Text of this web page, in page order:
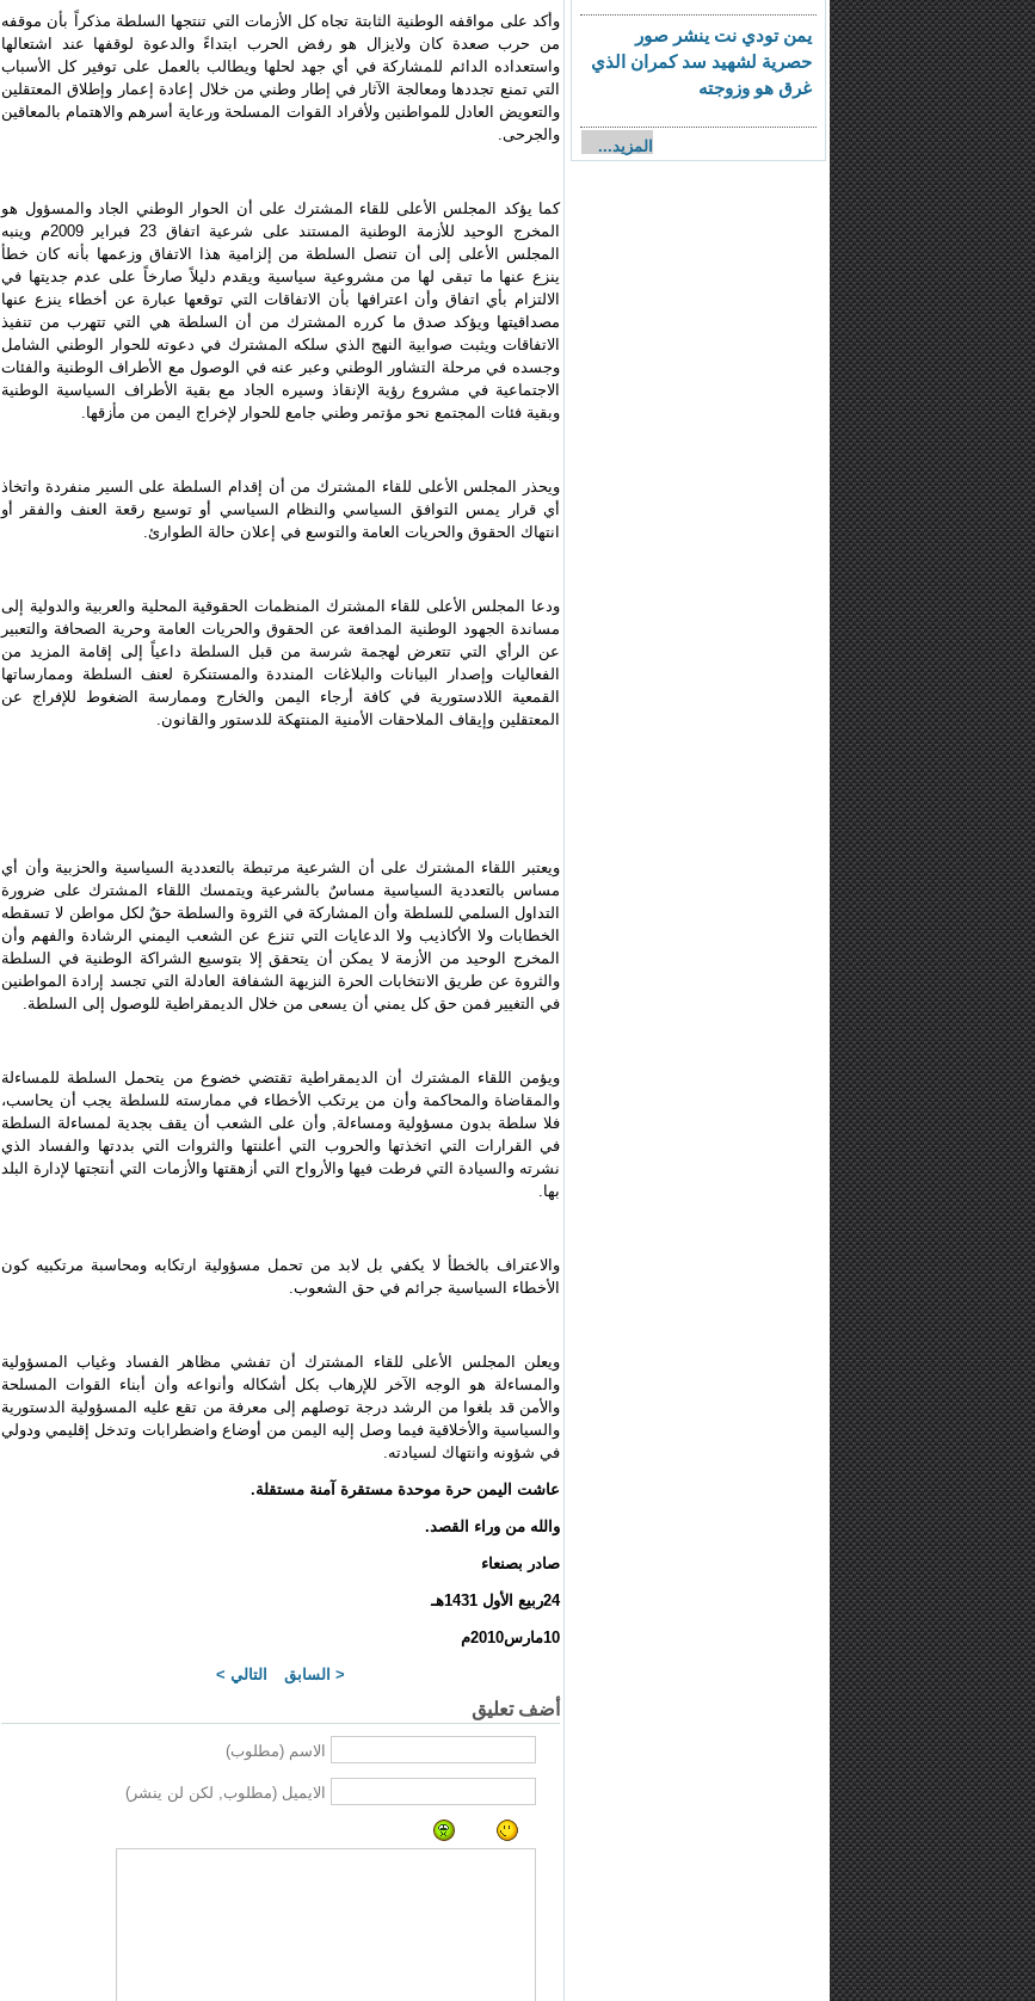
وأكد على مواقفه الوطنية الثابتة تجاه كل الأزمات التي تنتجها السلطة مذكراً بأن موقفه
من حرب صعدة كان ولايزال هو رفض الحرب ابتداءً والدعوة لوقفها عند اشتعالها
واستعداده الدائم للمشاركة في أي جهد لحلها ويطالب بالعمل على توفير كل الأسباب
التي تمنع تجددها ومعالجة الآثار في إطار وطني من خلال إعادة إعمار وإطلاق المعتقلين
والتعويض العادل للمواطنين ولأفراد القوات المسلحة ورعاية أسرهم والاهتمام بالمعاقين
والجرحى.
كما يؤكد المجلس الأعلى للقاء المشترك على أن الحوار الوطني الجاد والمسؤول هو
المخرج الوحيد للأزمة الوطنية المستند على شرعية اتفاق 23 فبراير 2009م وينبه
المجلس الأعلى إلى أن تنصل السلطة من إلزامية هذا الاتفاق وزعمها بأنه كان خطأ
ينزع عنها ما تبقى لها من مشروعية سياسية ويقدم دليلاً صارخاً على عدم جديتها في
الالتزام بأي اتفاق وأن اعترافها بأن الاتفاقات التي توقعها عبارة عن أخطاء ينزع عنها
مصداقيتها ويؤكد صدق ما كرره المشترك من أن السلطة هي التي تتهرب من تنفيذ
الاتفاقات ويثبت صوابية النهج الذي سلكه المشترك في دعوته للحوار الوطني الشامل
وجسده في مرحلة التشاور الوطني وعبر عنه في الوصول مع الأطراف الوطنية والفئات
الاجتماعية في مشروع رؤية الإنقاذ وسيره الجاد مع بقية الأطراف السياسية الوطنية
وبقية فئات المجتمع نحو مؤتمر وطني جامع للحوار لإخراج اليمن من مأزقها.
ويحذر المجلس الأعلى للقاء المشترك من أن إقدام السلطة على السير منفردة واتخاذ
أي قرار يمس التوافق السياسي والنظام السياسي أو توسيع رقعة العنف والفقر أو
انتهاك الحقوق والحريات العامة والتوسع في إعلان حالة الطوارئ.
ودعا المجلس الأعلى للقاء المشترك المنظمات الحقوقية المحلية والعربية والدولية إلى
مساندة الجهود الوطنية المدافعة عن الحقوق والحريات العامة وحرية الصحافة والتعبير
عن الرأي التي تتعرض لهجمة شرسة من قبل السلطة داعياً إلى إقامة المزيد من
الفعاليات وإصدار البيانات والبلاغات المنددة والمستنكرة لعنف السلطة وممارساتها
القمعية اللادستورية في كافة أرجاء اليمن والخارج وممارسة الضغوط للإفراج عن
المعتقلين وإيقاف الملاحقات الأمنية المنتهكة للدستور والقانون.
ويعتبر اللقاء المشترك على أن الشرعية مرتبطة بالتعددية السياسية والحزبية وأن أي
مساس بالتعددية السياسية مساسٌ بالشرعية ويتمسك اللقاء المشترك على ضرورة
التداول السلمي للسلطة وأن المشاركة في الثروة والسلطة حقٌ لكل مواطن لا تسقطه
الخطابات ولا الأكاذيب ولا الدعايات التي تنزع عن الشعب اليمني الرشادة والفهم وأن
المخرج الوحيد من الأزمة لا يمكن أن يتحقق إلا بتوسيع الشراكة الوطنية في السلطة
والثروة عن طريق الانتخابات الحرة النزيهة الشفافة العادلة التي تجسد إرادة المواطنين
في التغيير فمن حق كل يمني أن يسعى من خلال الديمقراطية للوصول إلى السلطة.
ويؤمن اللقاء المشترك أن الديمقراطية تقتضي خضوع من يتحمل السلطة للمساءلة
والمقاضاة والمحاكمة وأن من يرتكب الأخطاء في ممارسته للسلطة يجب أن يحاسب،
فلا سلطة بدون مسؤولية ومساءلة, وأن على الشعب أن يقف بجدية لمساءلة السلطة
في القرارات التي اتخذتها والحروب التي أعلنتها والثروات التي بددتها والفساد الذي
نشرته والسيادة التي فرطت فيها والأرواح التي أزهقتها والأزمات التي أنتجتها لإدارة البلد
بها.
والاعتراف بالخطأ لا يكفي بل لابد من تحمل مسؤولية ارتكابه ومحاسبة مرتكبيه كون
الأخطاء السياسية جرائم في حق الشعوب.
ويعلن المجلس الأعلى للقاء المشترك أن تفشي مظاهر الفساد وغياب المسؤولية
والمساءلة هو الوجه الآخر للإرهاب بكل أشكاله وأنواعه وأن أبناء القوات المسلحة
والأمن قد بلغوا من الرشد درجة توصلهم إلى معرفة من تقع عليه المسؤولية الدستورية
والسياسية والأخلاقية فيما وصل إليه اليمن من أوضاع واضطرابات وتدخل إقليمي ودولي
في شؤونه وانتهاك لسيادته.
عاشت اليمن حرة موحدة مستقرة آمنة مستقلة.
والله من وراء القصد.
صادر بصنعاء
24ربيع الأول 1431هـ
10مارس2010م
< السابق التالي >
أضف تعليق
الاسم (مطلوب)
الايميل (مطلوب, لكن لن ينشر)
يمن تودي نت ينشر صور
حصرية لشهيد سد كمران الذي
غرق هو وزوجته
المزيد...